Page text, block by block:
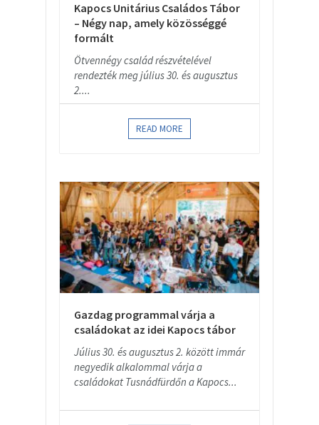
Kapocs Unitárius Családos Tábor
– Négy nap, amely közösséggé
formált
Ötvennégy család részvételével
rendezték meg július 30. és augusztus
2....
READ MORE
Gazdag programmal várja a
családokat az idei Kapocs tábor
Július 30. és augusztus 2. között immár
negyedik alkalommal várja a
családokat Tusnádfürdőn a Kapocs...